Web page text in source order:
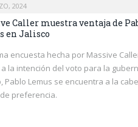
2024
Caller muestra ventaja de
en Jalisco
encuesta hecha por Massive
la intención del voto para la
Pablo Lemus se encuentra a la
de preferencia.